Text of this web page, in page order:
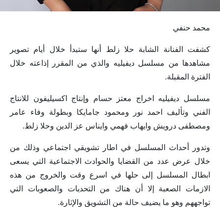
محمد حنفي
كشفت الفنانة الشابة حلا زلط أنها ستبدأ خلال أيام تصوير
مشاهدها من مسلسل ديفيليه والذي من المقرر إذاعته خلال
الفترة المقبلة.
مسلسل ديفيليه اخراج معتز حسام وإنتاج اكسيليفون للانتاج
الفني وتأليف احمد نور ومحمود جامايكا وبطولة وفاء عامر
ومصطفى درويش وايهاب فهمي وايناس عز الدين وحلا زلط.
وتدور أحداث المسلسل في اطار تشويقي اجتماعي وذلك من
خلال عرض عدد من القضايا والحوادث الاجتماعية التي يسعى
ابطال المسلسل إلى حلها في اسرع وقت والخروج من هذه
الازمات الصعبة إلا أن هناك من التحديات والصعوبات التي
تواجههم وهو ما يضيف حالة من التشويق والإثارة.